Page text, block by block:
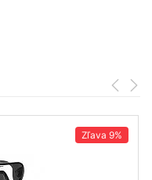
Zľava 9%